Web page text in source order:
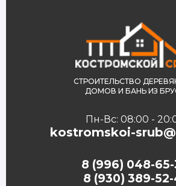
СТРОИТЕЛЬСТВО
ДОМОВ И БАНЬ ИЗ
Пн-Вс: 08:00 -
kostromskoi-
8 (996) 048-
8 (930) 389-52-